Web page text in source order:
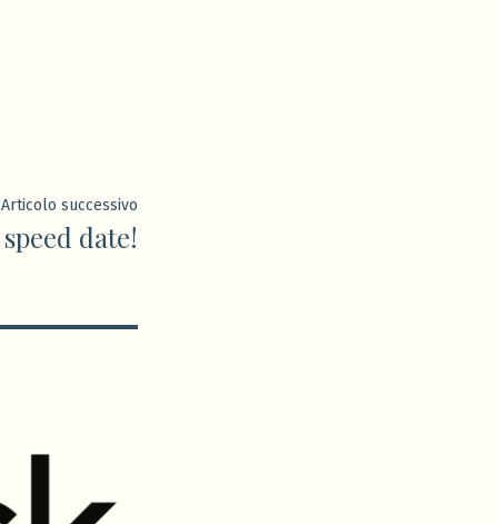
Articolo successivoArticolo
date!